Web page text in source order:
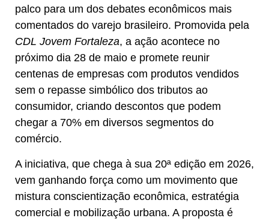
palco para um dos debates econômicos mais
comentados do varejo brasileiro. Promovida pela
CDL Jovem Fortaleza, a ação acontece no
próximo dia 28 de maio e promete reunir
centenas de empresas com produtos vendidos
sem o repasse simbólico dos tributos ao
consumidor, criando descontos que podem
chegar a 70% em diversos segmentos do
comércio.
A iniciativa, que chega à sua 20ª edição em 2026,
vem ganhando força como um movimento que
mistura conscientização econômica, estratégia
comercial e mobilização urbana. A proposta é